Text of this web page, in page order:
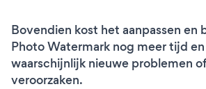
Bovendien kost het aanpassen en
Photo Watermark nog meer tijd
waarschijnlijk nieuwe problemen
veroorzaken.